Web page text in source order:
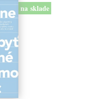
na sklade